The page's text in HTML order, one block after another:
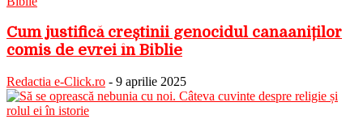
Cum justifică creștinii genocidul canaaniților
comis de evrei în Biblie
Redactia e-Click.ro - 9 aprilie 2025